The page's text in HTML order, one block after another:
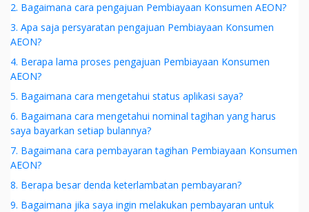
2. Bagaimana cara pengajuan Pembiayaan Konsumen AEON?
3. Apa saja persyaratan pengajuan Pembiayaan Konsumen
AEON?
4. Berapa lama proses pengajuan Pembiayaan Konsumen
AEON?
5. Bagaimana cara mengetahui status aplikasi saya?
6. Bagaimana cara mengetahui nominal tagihan yang harus
saya bayarkan setiap bulannya?
7. Bagaimana cara pembayaran tagihan Pembiayaan Konsumen
AEON?
8. Berapa besar denda keterlambatan pembayaran?
9. Bagaimana jika saya ingin melakukan pembayaran untuk